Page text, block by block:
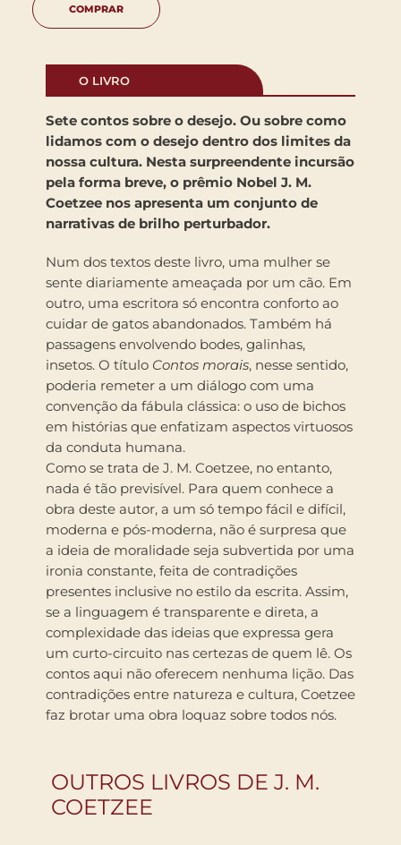
COMPRAR
O LIVRO
Sete contos sobre o desejo. Ou sobre como
lidamos com o desejo dentro dos limites da
nossa cultura. Nesta surpreendente incursão
pela forma breve, o prêmio Nobel J. M.
Coetzee nos apresenta um conjunto de
narrativas de brilho perturbador.
Num dos textos deste livro, uma mulher se
sente diariamente ameaçada por um cão. Em
outro, uma escritora só encontra conforto ao
cuidar de gatos abandonados. Também há
passagens envolvendo bodes, galinhas,
insetos. O título Contos morais, nesse sentido,
poderia remeter a um diálogo com uma
convenção da fábula clássica: o uso de bichos
em histórias que enfatizam aspectos virtuosos
da conduta humana.
Como se trata de J. M. Coetzee, no entanto,
nada é tão previsível. Para quem conhece a
obra deste autor, a um só tempo fácil e difícil,
moderna e pós-moderna, não é surpresa que
a ideia de moralidade seja subvertida por uma
ironia constante, feita de contradições
presentes inclusive no estilo da escrita. Assim,
se a linguagem é transparente e direta, a
complexidade das ideias que expressa gera
um curto-circuito nas certezas de quem lê. Os
contos aqui não oferecem nenhuma lição. Das
contradições entre natureza e cultura, Coetzee
faz brotar uma obra loquaz sobre todos nós.
OUTROS LIVROS DE J. M.
COETZEE